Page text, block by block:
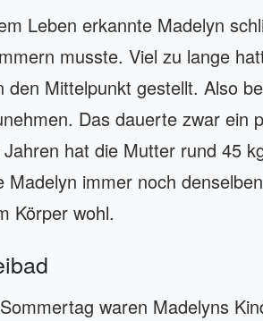
Leben erkannte Madelyn
musste. Viel zu lange
den Mittelpunkt gestellt. Also
Das dauerte zwar ein
hat die Mutter rund 45
Madelyn immer noch
Körper wohl.
waren Madelyns